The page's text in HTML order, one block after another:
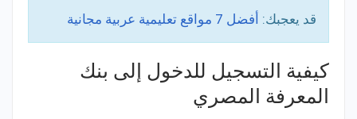
قد يعجبك: أفضل 7 مواقع تعليمية عربية مجانية
كيفية التسجيل للدخول إلى بنك
المعرفة المصري